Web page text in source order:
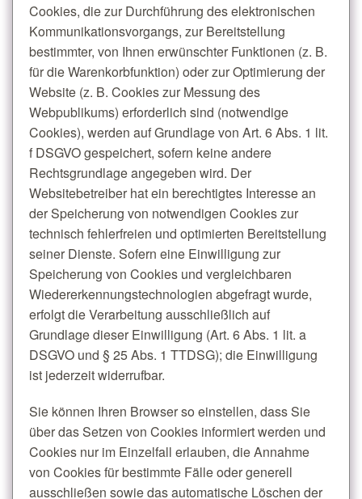
Cookies, die zur Durchführung des elektronischen
Kommunikationsvorgangs, zur Bereitstellung
bestimmter, von Ihnen erwünschter Funktionen (z. B.
für die Warenkorbfunktion) oder zur Optimierung der
Website (z. B. Cookies zur Messung des
Webpublikums) erforderlich sind (notwendige
Cookies), werden auf Grundlage von Art. 6 Abs. 1 lit.
f DSGVO gespeichert, sofern keine andere
Rechtsgrundlage angegeben wird. Der
Websitebetreiber hat ein berechtigtes Interesse an
der Speicherung von notwendigen Cookies zur
technisch fehlerfreien und optimierten Bereitstellung
seiner Dienste. Sofern eine Einwilligung zur
Speicherung von Cookies und vergleichbaren
Wiedererkennungstechnologien abgefragt wurde,
erfolgt die Verarbeitung ausschließlich auf
Grundlage dieser Einwilligung (Art. 6 Abs. 1 lit. a
DSGVO und § 25 Abs. 1 TTDSG); die Einwilligung
ist jederzeit widerrufbar.
Sie können Ihren Browser so einstellen, dass Sie
über das Setzen von Cookies informiert werden und
Cookies nur im Einzelfall erlauben, die Annahme
von Cookies für bestimmte Fälle oder generell
ausschließen sowie das automatische Löschen der